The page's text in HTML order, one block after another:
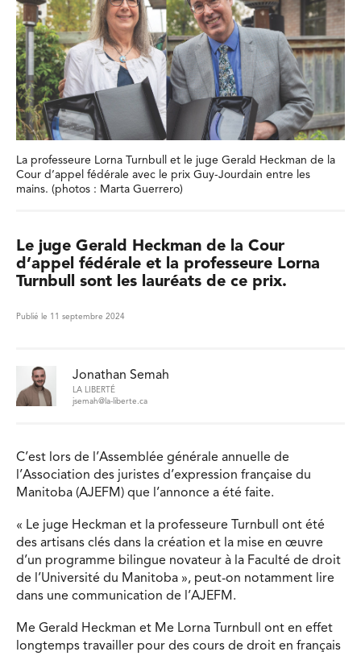
La professeure Lorna Turnbull et le juge Gerald Heckman de la
Cour d’appel fédérale avec le prix Guy-Jourdain entre les
mains. (photos : Marta Guerrero)
Le juge Gerald Heckman de la Cour
d’appel fédérale et la professeure Lorna
Turnbull sont les lauréats de ce prix.
Publié le 11 septembre 2024
Jonathan Semah
LA LIBERTÉ
jsemah@la-liberte.ca
C’est lors de l’Assemblée générale annuelle de
l’Association des juristes d’expression française du
Manitoba (AJEFM) que l’annonce a été faite.
« Le juge Heckman et la professeure Turnbull ont été
des artisans clés dans la création et la mise en œuvre
d’un programme bilingue novateur à la Faculté de droit
de l’Université du Manitoba », peut-on notamment lire
dans une communication de l’AJEFM.
Me Gerald Heckman et Me Lorna Turnbull ont en effet
longtemps travailler pour des cours de droit en français